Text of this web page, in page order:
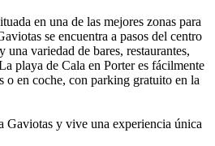
en una de las mejores zonas para
se encuentra a pasos del centro
una variedad de bares, restaurantes,
playa de Cala en Porter es fácilmente
o en coche, con parking gratuito en la
Gaviotas y vive una experiencia única